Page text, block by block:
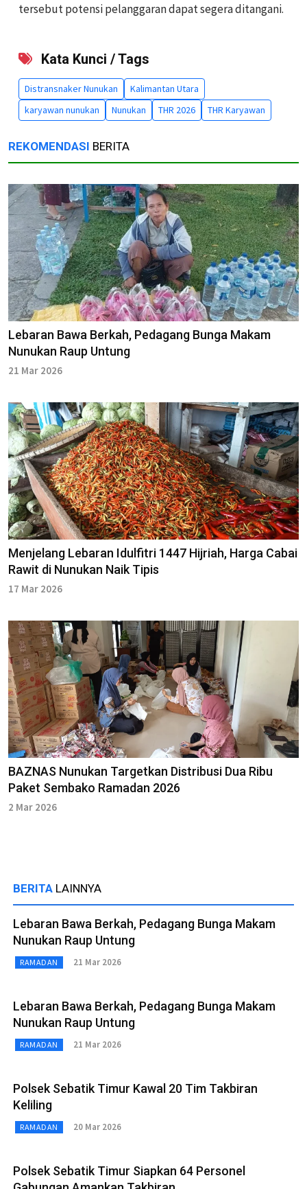
tersebut potensi pelanggaran dapat segera ditangani.
Kata Kunci / Tags
Distransnaker Nunukan
Kalimantan Utara
karyawan nunukan
Nunukan THR 2026 THR Karyawan
REKOMENDASI BERITA
Lebaran Bawa Berkah, Pedagang Bunga Makam
Nunukan Raup Untung
21 Mar 2026
Menjelang Lebaran Idulfitri 1447 Hijriah, Harga Cabai
Rawit di Nunukan Naik Tipis
17 Mar 2026
BAZNAS Nunukan Targetkan Distribusi Dua Ribu
Paket Sembako Ramadan 2026
2 Mar 2026
BERITA LAINNYA
Lebaran Bawa Berkah, Pedagang Bunga Makam
Nunukan Raup Untung
RAMADAN 21 Mar 2026
Lebaran Bawa Berkah, Pedagang Bunga Makam
Nunukan Raup Untung
RAMADAN 21 Mar 2026
Polsek Sebatik Timur Kawal 20 Tim Takbiran
Keliling
RAMADAN 20 Mar 2026
Polsek Sebatik Timur Siapkan 64 Personel